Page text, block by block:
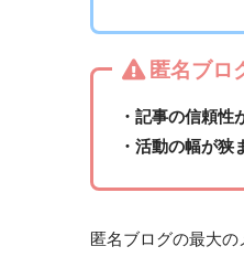
匿名ブロ
・記事の信頼性
・活動の幅が狭
匿名ブログの最大の